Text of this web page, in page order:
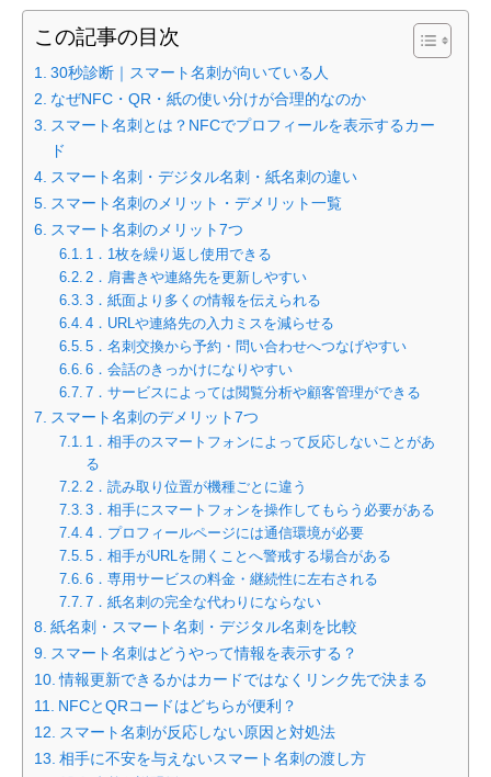
この記事の目次
30秒診断｜スマート名刺が向いている人
なぜNFC・QR・紙の使い分けが合理的なのか
スマート名刺とは？NFCでプロフィールを表示するカー
ド
スマート名刺・デジタル名刺・紙名刺の違い
スマート名刺のメリット・デメリット一覧
スマート名刺のメリット7つ
1．1枚を繰り返し使用できる
2．肩書きや連絡先を更新しやすい
3．紙面より多くの情報を伝えられる
4．URLや連絡先の入力ミスを減らせる
5．名刺交換から予約・問い合わせへつなげやすい
6．会話のきっかけになりやすい
7．サービスによっては閲覧分析や顧客管理ができる
スマート名刺のデメリット7つ
1．相手のスマートフォンによって反応しないことがあ
る
2．読み取り位置が機種ごとに違う
3．相手にスマートフォンを操作してもらう必要がある
4．プロフィールページには通信環境が必要
5．相手がURLを開くことへ警戒する場合がある
6．専用サービスの料金・継続性に左右される
7．紙名刺の完全な代わりにならない
紙名刺・スマート名刺・デジタル名刺を比較
スマート名刺はどうやって情報を表示する？
情報更新できるかはカードではなくリンク先で決まる
NFCとQRコードはどちらが便利？
スマート名刺が反応しない原因と対処法
相手に不安を与えないスマート名刺の渡し方